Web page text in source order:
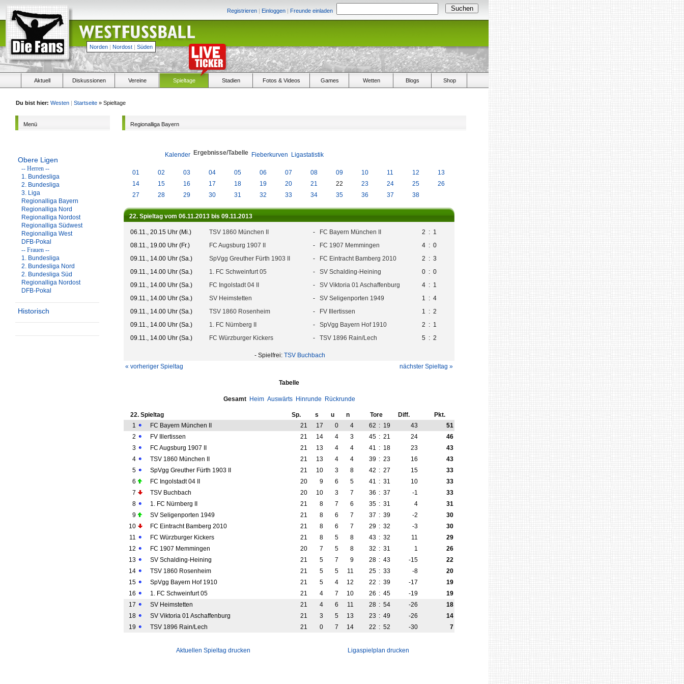
Registrieren | Einloggen | Freunde einladen
Norden | Nordost | Süden
Aktuell Diskussionen Vereine Spieltage Stadien Fotos & Videos Games Wetten Blogs Shop
Du bist hier: Westen | Startseite » Spieltage
Menü
Obere Ligen
-- Herren --
1. Bundesliga
2. Bundesliga
3. Liga
Regionalliga Bayern
Regionalliga Nord
Regionalliga Nordost
Regionalliga Südwest
Regionalliga West
DFB-Pokal
-- Frauen --
1. Bundesliga
2. Bundesliga Nord
2. Bundesliga Süd
Regionalliga Nordost
DFB-Pokal
Historisch
Regionalliga Bayern
Kalender Ergebnisse/Tabelle Fieberkurven Ligastatistik
01 02 03 04 05 06 07 08 09 10 11 12
13
14
15 16 17 18 19 20 21 22 23 24 25
26
27
28 29 30 31 32 33 34 35 36 37 38
22. Spieltag vom 06.11.2013 bis 09.11.2013
06.11., 20.15 Uhr (Mi.) TSV 1860 München II - FC Bayern München II 2 : 1
08.11., 19.00 Uhr (Fr.)
FC Augsburg 1907 II - FC 1907 Memmingen 4 : 0
09.11., 14.00 Uhr (Sa.)
SpVgg Greuther Fürth 1903 II - FC Eintracht Bamberg 2010 2 : 3
09.11., 14.00 Uhr (Sa.)
1. FC Schweinfurt 05 - SV Schalding-Heining 0 : 0
09.11., 14.00 Uhr (Sa.)
FC Ingolstadt 04 II - SV Viktoria 01 Aschaffenburg 4 : 1
09.11., 14.00 Uhr (Sa.)
SV Heimstetten - SV Seligenporten 1949 1 : 4
09.11., 14.00 Uhr (Sa.)
TSV 1860 Rosenheim - FV Illertissen 1 : 2
09.11., 14.00 Uhr (Sa.)
1. FC Nürnberg II - SpVgg Bayern Hof 1910 2 : 1
09.11., 14.00 Uhr (Sa.)
FC Würzburger Kickers - TSV 1896 Rain/Lech 5 : 2
- Spielfrei: TSV Buchbach
« vorheriger Spieltag
nächster Spieltag »
Tabelle
Gesamt Heim Auswärts Hinrunde Rückrunde
22. Spieltag Sp. s u n Tore Diff.
Pkt.
1
FC Bayern München II 21 17 0 4 62 : 19 43
51
2
FV Illertissen 21 14 4 3 45 : 21 24
46
3
FC Augsburg 1907 II 21 13 4 4 41 : 18 23
43
4
TSV 1860 München II 21 13 4 4 39 : 23 16
43
5
SpVgg Greuther Fürth 1903 II 21 10 3 8 42 : 27 15
33
6
FC Ingolstadt 04 II 20 9 6 5 41 : 31 10
33
7
TSV Buchbach 20 10 3 7 36 : 37 -1
33
8
1. FC Nürnberg II 21 8 7 6 35 : 31 4
31
9
SV Seligenporten 1949 21 8 6 7 37 : 39 -2
30
10
FC Eintracht Bamberg 2010 21 8 6 7 29 : 32 -3
30
11
FC Würzburger Kickers 21 8 5 8 43 : 32 11
29
12
FC 1907 Memmingen 20 7 5 8 32 : 31 1
26
13
SV Schalding-Heining 21 5 7 9 28 : 43 -15
22
14
TSV 1860 Rosenheim 21 5 5 11 25 : 33 -8
20
15
SpVgg Bayern Hof 1910 21 5 4 12 22 : 39 -17
19
16
1. FC Schweinfurt 05 21 4 7 10 26 : 45 -19
19
17
SV Heimstetten 21 4 6 11 28 : 54 -26
18
18
SV Viktoria 01 Aschaffenburg 21 3 5 13 23 : 49 -26
14
19
TSV 1896 Rain/Lech 21 0 7 14 22 : 52 -30 7
Aktuellen Spieltag drucken Ligaspielplan drucken